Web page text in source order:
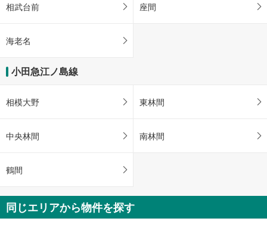
相武台前 座間
海老名
小田急江ノ島線
相模大野 東林間
中央林間 南林間
鶴間
同じエリアから物件を探す